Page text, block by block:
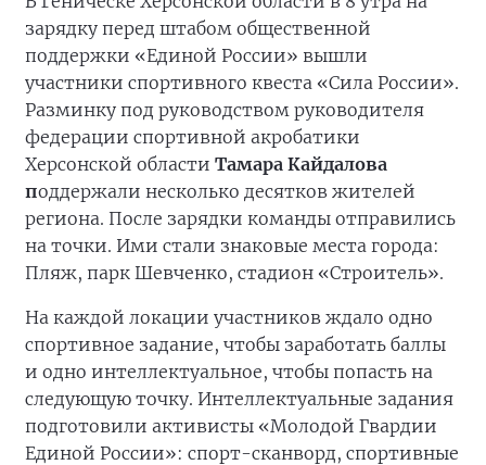
зарядку перед штабом общественной
поддержки «Единой России» вышли
участники спортивного квеста «Сила России».
Разминку под руководством руководителя
федерации спортивной акробатики
Херсонской области Тамара Кайдалова
поддержали несколько десятков жителей
региона. После зарядки команды отправились
на точки. Ими стали знаковые места города:
Пляж, парк Шевченко, стадион «Строитель».
На каждой локации участников ждало одно
спортивное задание, чтобы заработать баллы
и одно интеллектуальное, чтобы попасть на
следующую точку. Интеллектуальные задания
подготовили активисты «Молодой Гвардии
Единой России»: спорт-сканворд, спортивные